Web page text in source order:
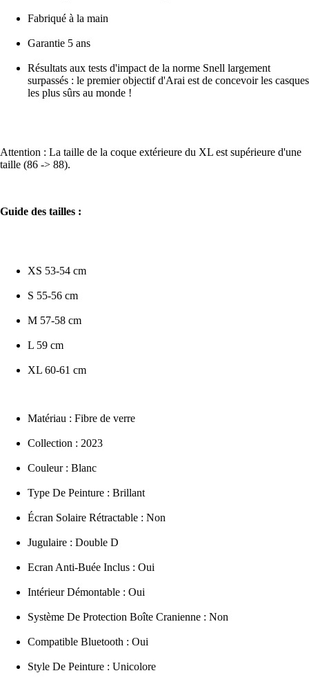
Fabriqué à la main
Garantie 5 ans
Résultats aux tests d'impact de la norme Snell largement
surpassés : le premier objectif d'Arai est de concevoir les casques
les plus sûrs au monde !
Attention : La taille de la coque extérieure du XL est supérieure d'une
taille (86 -> 88).
Guide des tailles :
XS 53-54 cm
S 55-56 cm
M 57-58 cm
L 59 cm
XL 60-61 cm
Matériau : Fibre de verre
Collection : 2023
Couleur : Blanc
Type De Peinture : Brillant
Écran Solaire Rétractable : Non
Jugulaire : Double D
Ecran Anti-Buée Inclus : Oui
Intérieur Démontable : Oui
Système De Protection Boîte Cranienne : Non
Compatible Bluetooth : Oui
Style De Peinture : Unicolore